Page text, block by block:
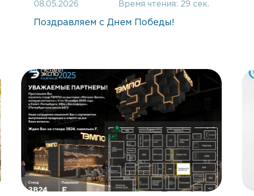
08.05.2026 Время чтения: 29 сек.
Поздравляем с Днем Победы!